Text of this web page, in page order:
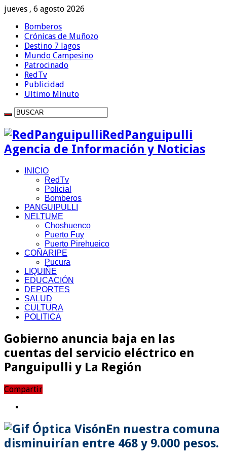
jueves , 6 agosto 2026
Bomberos
Crónicas de Muñozo
Destino 7 lagos
Mundo Campesino
Patrocinado
RedTv
Publicidad
Ultimo Minuto
RedPanguipulli
Agencia de Información y Noticias
INICIO
RedTv
Policial
Bomberos
PANGUIPULLI
NELTUME
Choshuenco
Puerto Fuy
Puerto Pirehueico
COÑARIPE
Pucura
LIQUIÑE
EDUCACIÓN
DEPORTES
SALUD
CULTURA
POLITICA
Gobierno anuncia baja en las
cuentas del servicio eléctrico en
Panguipulli y La Región
Compartir
En nuestra comuna
disminuirían entre 468 y 9.000 pesos.